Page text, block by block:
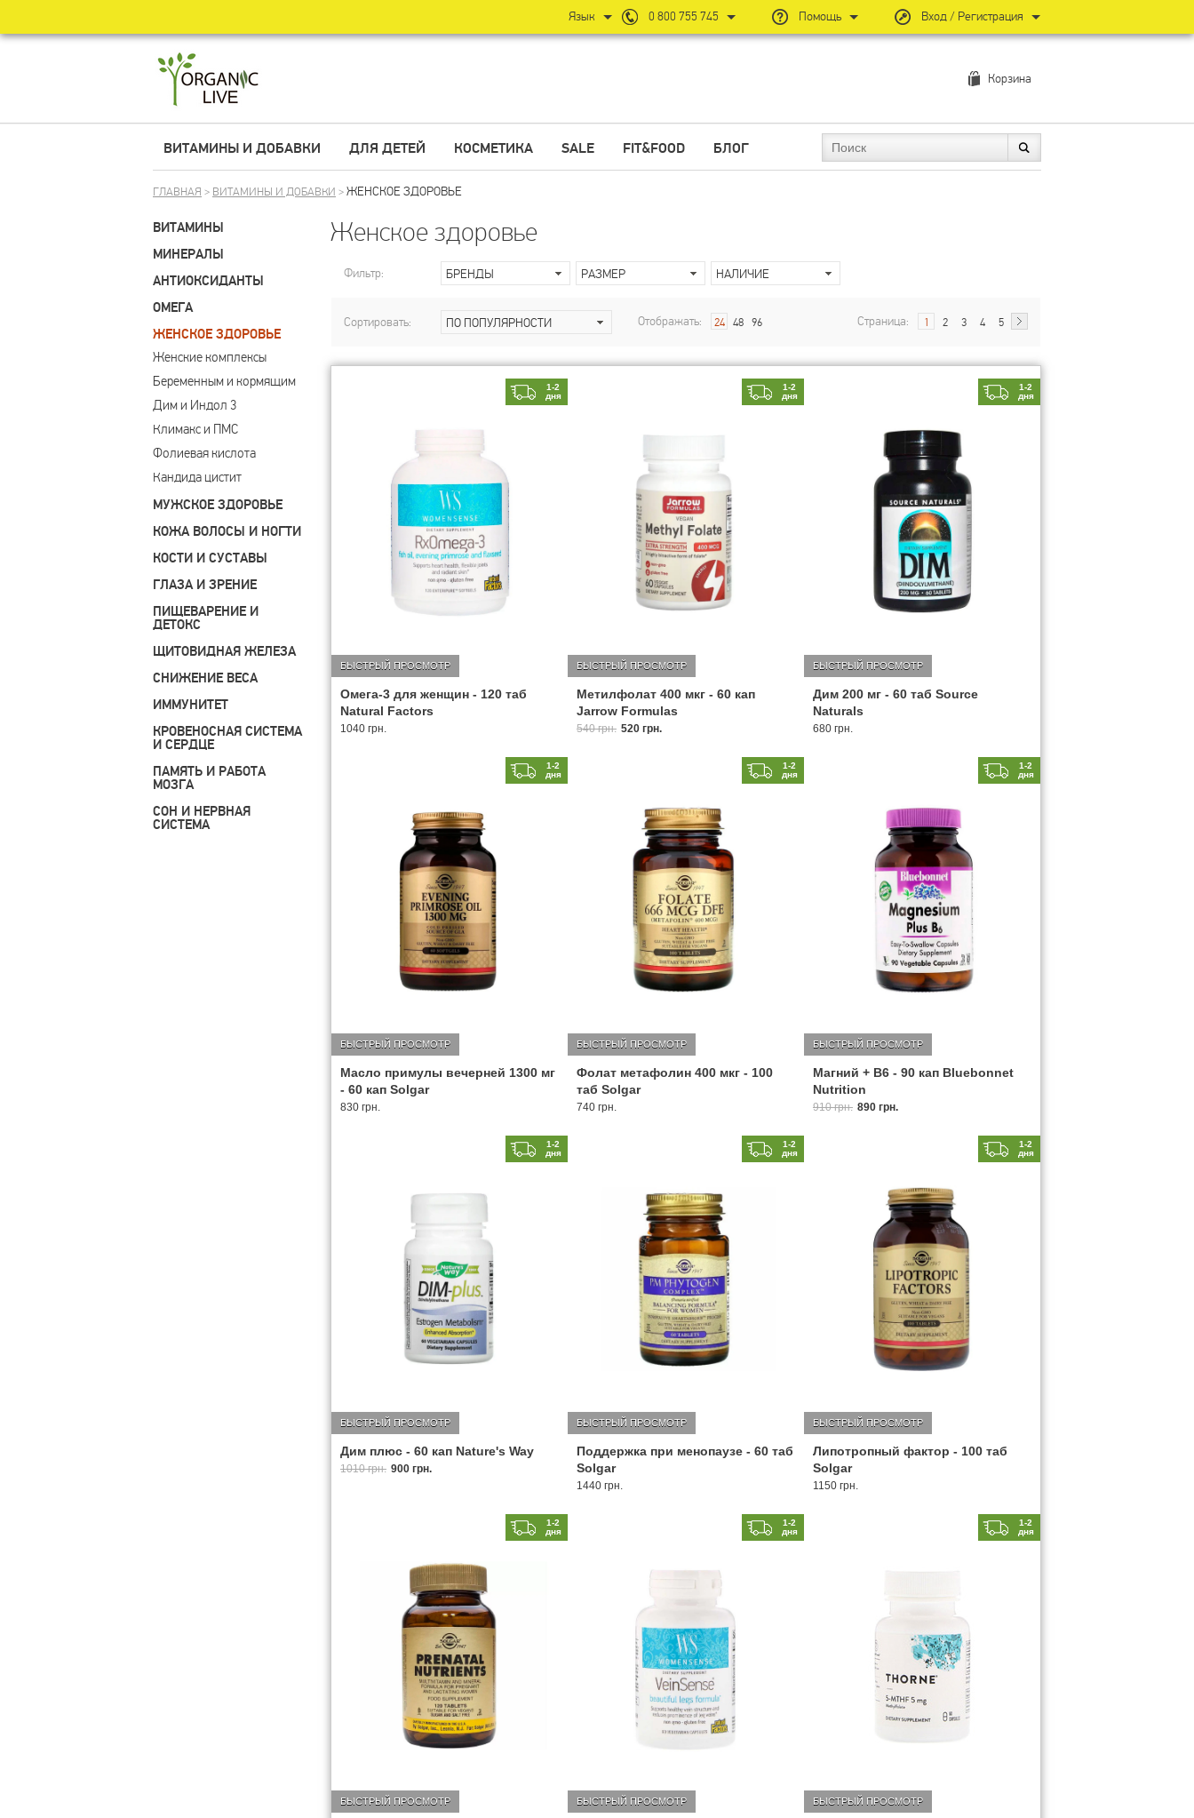
Корзина
ВИТАМИНЫ И ДОБАВКИ ДЛЯ ДЕТЕЙ КОСМЕТИКА SALE FIT&FOOD БЛОГ
ГЛАВНАЯ > ВИТАМИНЫ И ДОБАВКИ >ЖЕНСКОЕ ЗДОРОВЬЕ
ВИТАМИНЫ
МИНЕРАЛЫ
АНТИОКСИДАНТЫ
ОМЕГА
ЖЕНСКОЕ ЗДОРОВЬЕ
Женские комплексы
Беременным и кормящим
Дим и Индол 3
Климакс и ПМС
Фолиевая кислота
Кандида цистит
МУЖСКОЕ ЗДОРОВЬЕ
КОЖА ВОЛОСЫ И НОГТИ
КОСТИ И СУСТАВЫ
ГЛАЗА И ЗРЕНИЕ
ПИЩЕВАРЕНИЕ И
ДЕТОКС
ЩИТОВИДНАЯ ЖЕЛЕЗА
СНИЖЕНИЕ ВЕСА
ИММУНИТЕТ
КРОВЕНОСНАЯ СИСТЕМА
И СЕРДЦЕ
ПАМЯТЬ И РАБОТА
МОЗГА
СОН И НЕРВНАЯ
СИСТЕМА
Женское здоровье
Фильтр: БРЕНДЫ РАЗМЕР НАЛИЧИЕ
Сортировать: ПО ПОПУЛЯРНОСТИ Страница: 1 2 3 4 5
Отображать: 24 48 96
1-2
дня
Омега-3 для женщин - 120 таб
Natural Factors
БЫСТРЫЙ ПРОСМОТР
1040 грн.
1-2
дня
Метилфолат 400 мкг - 60 кап
Jarrow Formulas
БЫСТРЫЙ ПРОСМОТР
540 грн. 520 грн.
1-2
дня
Дим 200 мг - 60 таб Source
Naturals
БЫСТРЫЙ ПРОСМОТР
680 грн.
1-2
дня
Масло примулы вечерней 1300 мг
- 60 кап Solgar
БЫСТРЫЙ ПРОСМОТР
830 грн.
1-2
дня
Фолат метафолин 400 мкг - 100
таб Solgar
БЫСТРЫЙ ПРОСМОТР
740 грн.
1-2
дня
Магний + B6 - 90 кап Bluebonnet
Nutrition
БЫСТРЫЙ ПРОСМОТР
910 грн. 890 грн.
1-2
дня
Дим плюс - 60 кап Nature's Way
БЫСТРЫЙ ПРОСМОТР
1010 грн. 900 грн.
1-2
дня
Поддержка при менопаузе - 60 таб
Solgar
БЫСТРЫЙ ПРОСМОТР
1440 грн.
1-2
дня
Липотропный фактор - 100 таб
Solgar
БЫСТРЫЙ ПРОСМОТР
1150 грн.
1-2
дня
БЫСТРЫЙ ПРОСМОТР
1-2
дня
БЫСТРЫЙ ПРОСМОТР
1-2
дня
БЫСТРЫЙ ПРОСМОТР
Вход / Регистрация
Помощь
0 800 755 745
Язык